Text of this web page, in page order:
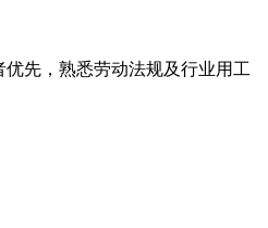
先，熟悉劳动法规及行业用工